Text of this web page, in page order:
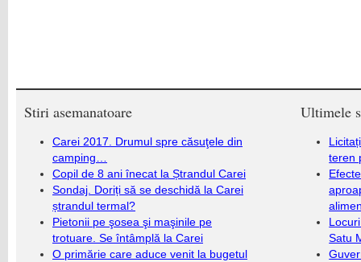
Stiri asemanatoare
Carei 2017. Drumul spre căsuţele din
camping…
Copil de 8 ani înecat la Ștrandul Carei
Sondaj. Doriți să se deschidă la Carei
ștrandul termal?
Pietonii pe şosea şi maşinile pe
trotuare. Se întâmplă la Carei
O primărie care aduce venit la bugetul
Ultimele
teren
Satu